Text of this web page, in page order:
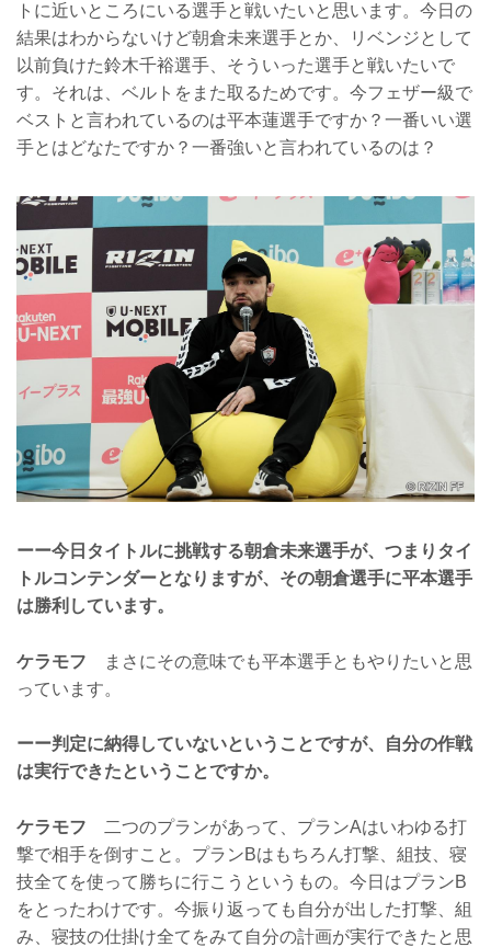
トに近いところにいる選手と戦いたいと思います。今日の
結果はわからないけど朝倉未来選手とか、リベンジとして
以前負けた鈴木千裕選手、そういった選手と戦いたいで
す。それは、ベルトをまた取るためです。今フェザー級で
ベストと言われているのは平本蓮選手ですか？一番いい選
手とはどなたですか？一番強いと言われているのは？
ーー今日タイトルに挑戦する朝倉未来選手が、つまりタイ
トルコンテンダーとなりますが、その朝倉選手に平本選手
は勝利しています。
ケラモフ まさにその意味でも平本選手ともやりたいと思
っています。
ーー判定に納得していないということですが、自分の作戦
は実行できたということですか。
ケラモフ 二つのプランがあって、プランAはいわゆる打
撃で相手を倒すこと。プランBはもちろん打撃、組技、寝
技全てを使って勝ちに行こうというもの。今日はプランB
をとったわけです。今振り返っても自分が出した打撃、組
み、寝技の仕掛け全てをみて自分の計画が実行できたと思